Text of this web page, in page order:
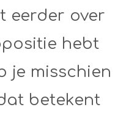
eerder over
hebt
je misschien
betekent